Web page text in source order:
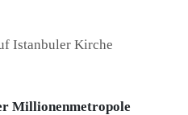
Millionenmetropole